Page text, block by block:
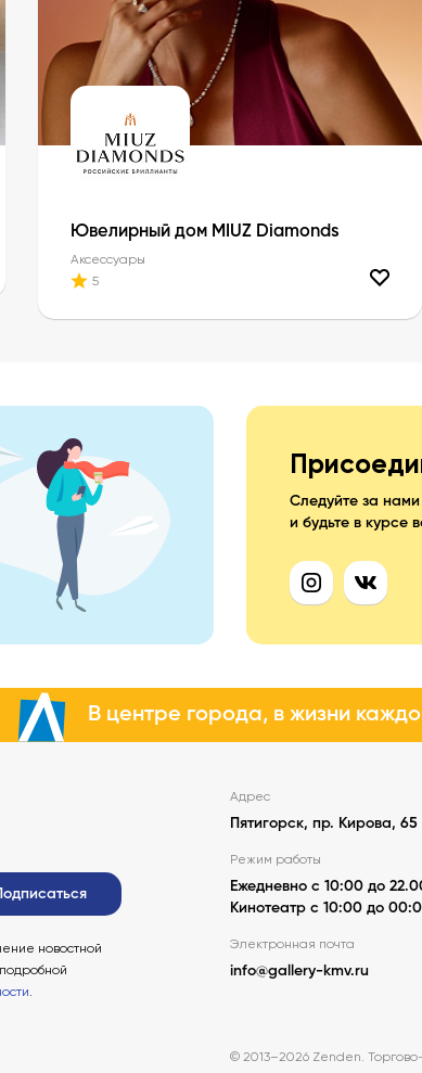
Ювелирный дом MIUZ Diamonds
Аксессуары
5
Следуйте за
и будьте в курсе
В центре города, в жизни
новостной
.
Адрес
Пятигорск, пр. Кирова, 65
Режим работы
Ежедневно с 10:00 до
Кинотеатр с 10:00 до
Электронная почта
info@gallery-kmv.ru
© 2013–2026 Zenden.